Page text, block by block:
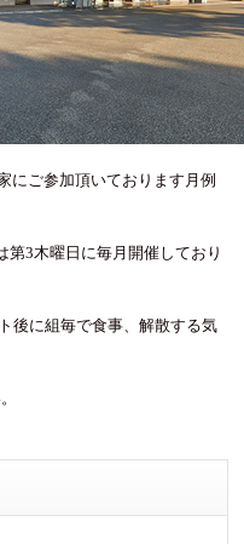
にご参加頂いております月例
第3木曜日に毎月開催しており
後に組毎で食事、解散する気